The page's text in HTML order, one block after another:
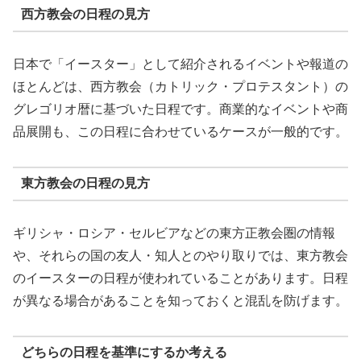
西方教会の日程の見方
日本で「イースター」として紹介されるイベントや報道の
ほとんどは、西方教会（カトリック・プロテスタント）の
グレゴリオ暦に基づいた日程です。商業的なイベントや商
品展開も、この日程に合わせているケースが一般的です。
東方教会の日程の見方
ギリシャ・ロシア・セルビアなどの東方正教会圏の情報
や、それらの国の友人・知人とのやり取りでは、東方教会
のイースターの日程が使われていることがあります。日程
が異なる場合があることを知っておくと混乱を防げます。
どちらの日程を基準にするか考える